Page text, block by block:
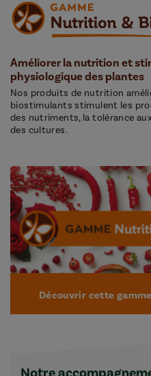
Améliorer la nutrition et
physiologique des plantes
Nos produits de nutrition
biostimulants stimulent les
des nutriments, la tolérance
des cultures.
Découvrir cette gamme